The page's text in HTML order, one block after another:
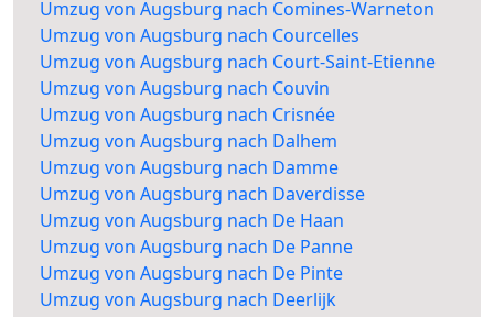
Umzug von Augsburg nach Comines-Warneton
Umzug von Augsburg nach Courcelles
Umzug von Augsburg nach Court-Saint-Etienne
Umzug von Augsburg nach Couvin
Umzug von Augsburg nach Crisnée
Umzug von Augsburg nach Dalhem
Umzug von Augsburg nach Damme
Umzug von Augsburg nach Daverdisse
Umzug von Augsburg nach De Haan
Umzug von Augsburg nach De Panne
Umzug von Augsburg nach De Pinte
Umzug von Augsburg nach Deerlijk